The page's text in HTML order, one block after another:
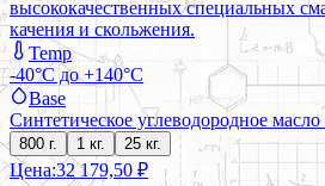
высококачественных специальных
качения и скольжения.
Temp
-40°C до +140°C
Base
Синтетическое углеводородное
800 г. 1 кг. 25 кг.
Цена:32 179,50 ₽